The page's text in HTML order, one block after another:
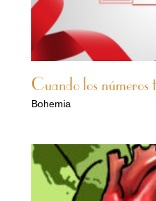
Cuando los números
Bohemia